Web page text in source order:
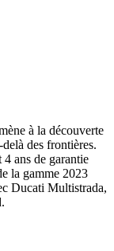
à la découverte
des frontières.
ans de garantie
la gamme 2023
Ducati Multistrada,